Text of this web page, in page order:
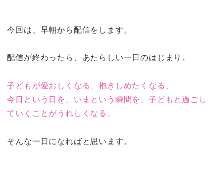
今回は、早朝から配信をします。
配信が終わったら、あたらしい一日のはじまり。
子どもが愛おしくなる、抱きしめたくなる、
今日という日を、いまという瞬間を、子どもと過ごし
ていくことがうれしくなる、
そんな一日になればと思います。